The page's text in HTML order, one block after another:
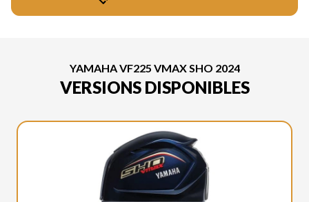
YAMAHA VF225 VMAX SHO 2024
VERSIONS DISPONIBLES